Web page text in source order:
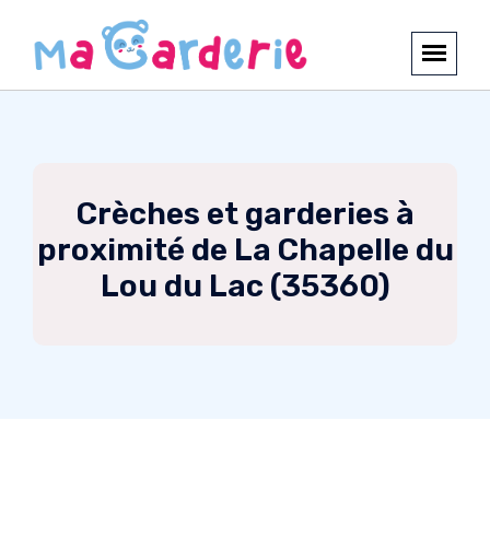
Crèches et garderies à
proximité de La Chapelle du
Lou du Lac (35360)